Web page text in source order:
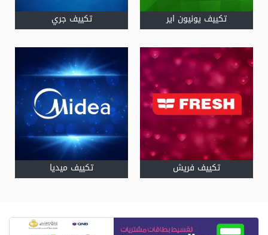
تكييف يونيون اير تكييف جري
تكييف فريش تكييف ميديا